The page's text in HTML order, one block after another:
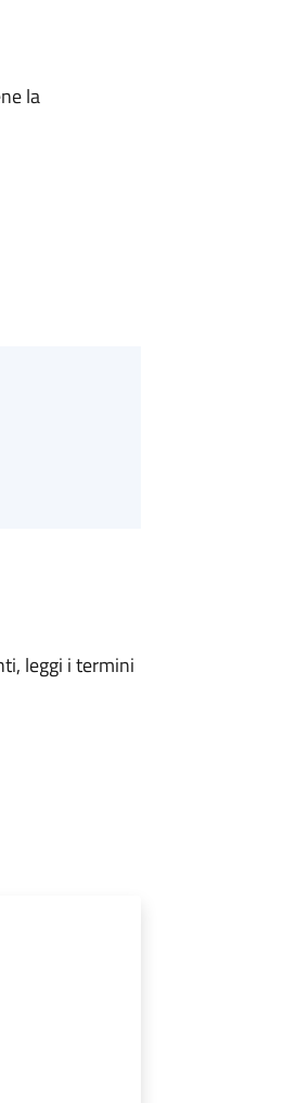
la
leggi i termini